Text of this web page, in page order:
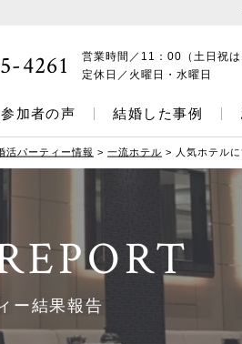
4261 営業時間／ 11：00（土日祝
定休日／ 火曜日・水曜日
参加者の声 結婚した事例
活パーティー情報 > 一流ホテル > 人気ホテル
ー結果報告